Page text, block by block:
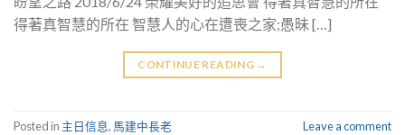
得著真智慧的所在 智慧人的心在遭喪之家;愚昧 […]
CONTINUE READING →
Posted in 主日信息, 馬建中長老 Leave a comment